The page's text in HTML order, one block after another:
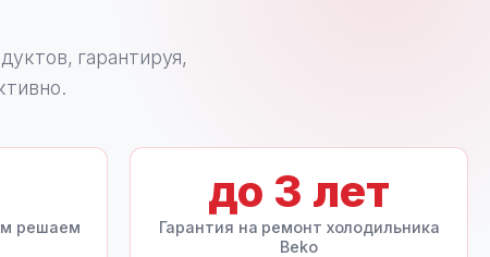
гарантируя,
решаем
до 3 лет
Гарантия на ремонт холодильника
Beko